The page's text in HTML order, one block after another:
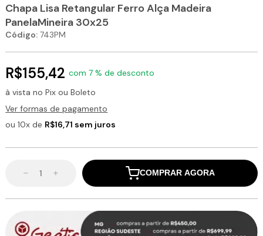
Chapa Lisa Retangular Ferro Alça Madeira
PanelaMineira 30x25
Código: 743PM
R$155,42 com 7 % de desconto
à vista no Pix ou Boleto
Ver formas de pagamento
ou 10x de R$16,71 sem juros
COMPRAR AGORA